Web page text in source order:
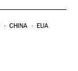
CHINA EUA